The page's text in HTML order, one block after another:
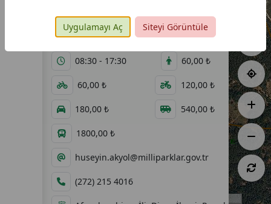
239,20 ha 14.03.2020
08:30 - 17:30 60,00 ₺
60,00 ₺ 120,00 ₺
180,00 ₺ 540,00 ₺
1800,00 ₺
huseyin.akyol@milliparklar.gov.tr
(272) 215 4016
Uygulamayı Aç Siteyi Görüntüle